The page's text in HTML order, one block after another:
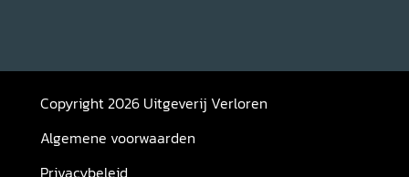
Copyright 2026 Uitgeverij Verloren
Algemene voorwaarden